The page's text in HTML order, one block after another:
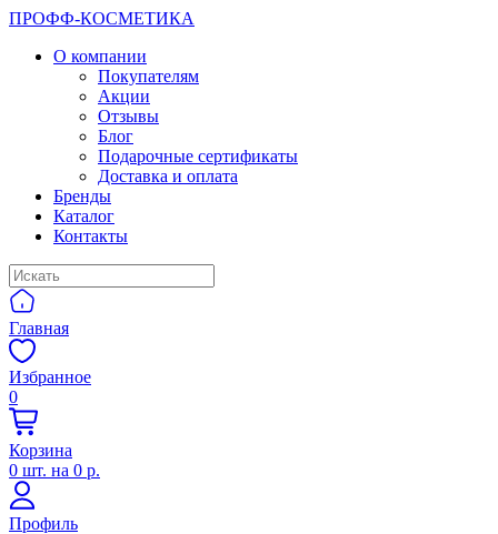
ПРОФФ-КОСМЕТИКА
О компании
Покупателям
Акции
Отзывы
Блог
Подарочные сертификаты
Доставка и оплата
Бренды
Каталог
Контакты
Главная
Избранное
0
Корзина
0 шт. на 0 р.
Профиль